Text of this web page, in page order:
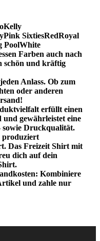
Kelly
Pink SixtiesRedRoyal
PoolWhite
Farben auch nach
schön und kräftig
Anlass. Ob zum
oder anderen
erfüllt einen
gewährleistet eine
sowie Druckqualität.
produziert
Das Freizeit Shirt mit
dich auf dein
Kombiniere
und zahle nur